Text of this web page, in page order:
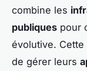
combine les
publiques pour
évolutive.
de gérer leurs